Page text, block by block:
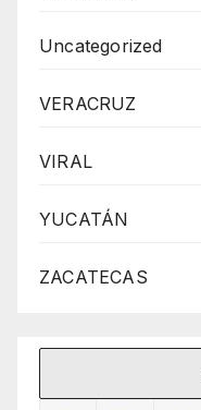
Uncategorized
VERACRUZ
VIRAL
YUCATÁN
ZACATECAS